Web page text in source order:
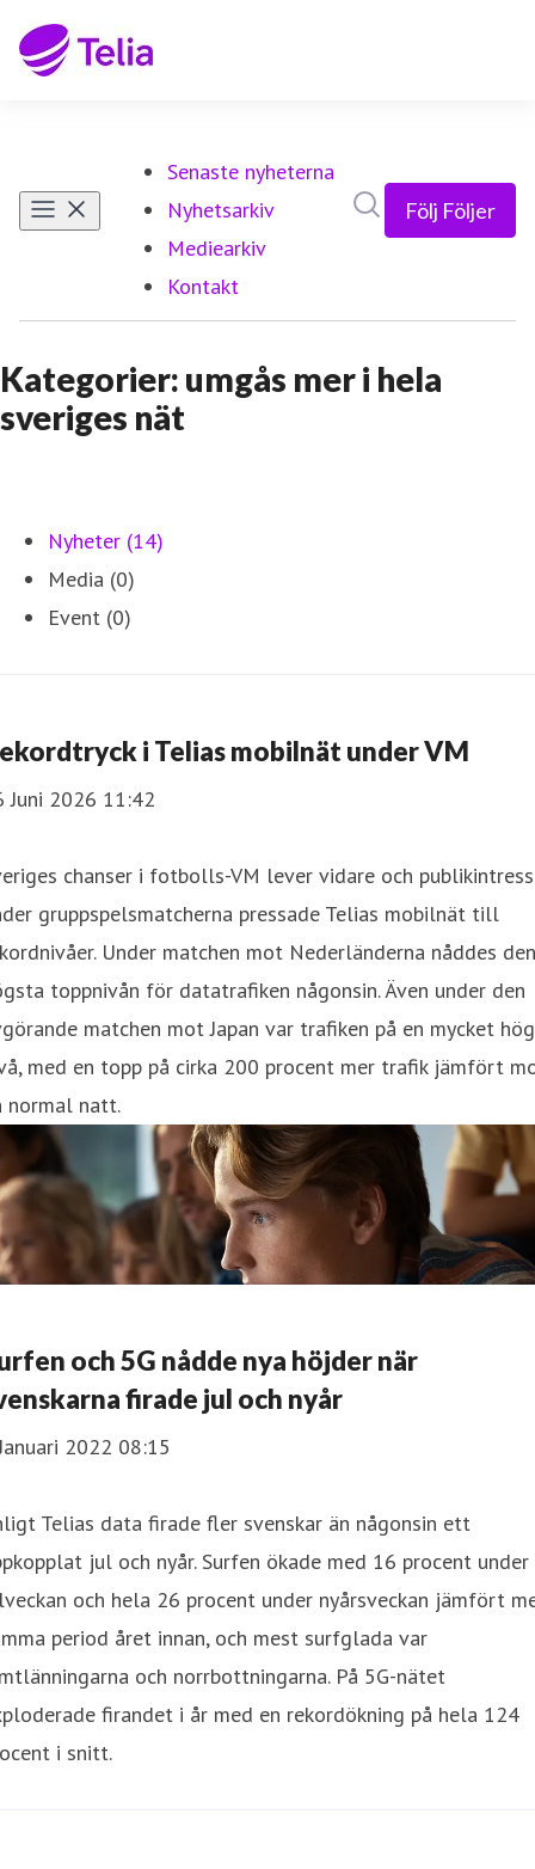
Senaste nyheterna
Nyhetsarkiv
Mediearkiv
Kontakt
Följ Följer
Kategorier: umgås mer i hela
sveriges nät
Nyheter (14)
Media (0)
Event (0)
i Telias mobilnät under VM
Juni 2026 11:42
chanser i fotbolls-VM lever vidare och
gruppspelsmatcherna pressade Telias mobilnät till
Under matchen mot Nederländerna nåddes den
toppnivån för datatrafiken någonsin. Även under den
matchen mot Japan var trafiken på en mycket hög
med en topp på cirka 200 procent mer trafik jämfört
normal natt.
och 5G nådde nya höjder när
firade jul och nyår
2022 08:15
Telias data firade fler svenskar än någonsin ett
jul och nyår. Surfen ökade med 16 procent under
och hela 26 procent under nyårsveckan jämfört
period året innan, och mest surfglada var
och norrbottningarna. På 5G-nätet
firandet i år med en rekordökning på hela 124
i snitt.